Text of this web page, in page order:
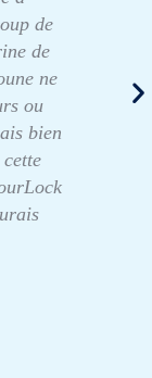
de
de
ne
ou
bien